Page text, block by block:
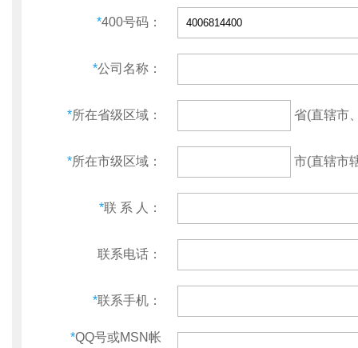
*400号码：
*公司名称：
*所在省级区域： 省(直辖市
*所在市级区域： 市(直辖市
*联 系 人：
联系电话：
*联系手机：
*QQ号或MSN帐